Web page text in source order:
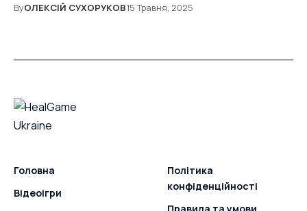
ByОЛЕКСІЙ СУХОРУКОВ15 Травня, 2025
Головна
Відеоігри
Політика
конфіденційності